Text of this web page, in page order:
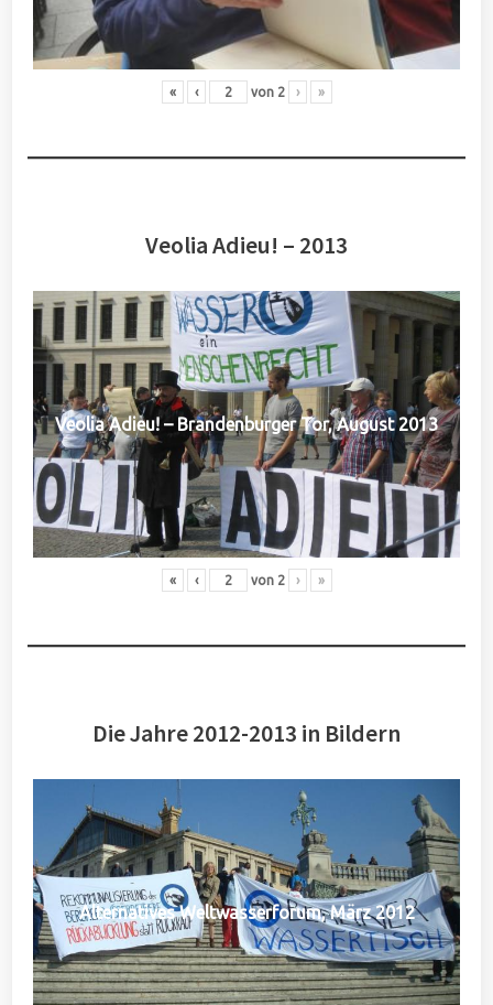
« ‹ von 2 › »
Veolia Adieu! – 2013
Veolia Adieu! – Brandenburger Tor, August 2013
« ‹ von 2 › »
Die Jahre 2012-2013 in Bildern
Alternatives Weltwasserforum, März 2012